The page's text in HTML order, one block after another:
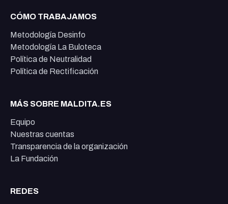
CÓMO TRABAJAMOS
Metodología Desinfo
Metodología La Buloteca
Política de Neutralidad
Política de Rectificación
MÁS SOBRE MALDITA.ES
Equipo
Nuestras cuentas
Transparencia de la organización
La Fundación
REDES